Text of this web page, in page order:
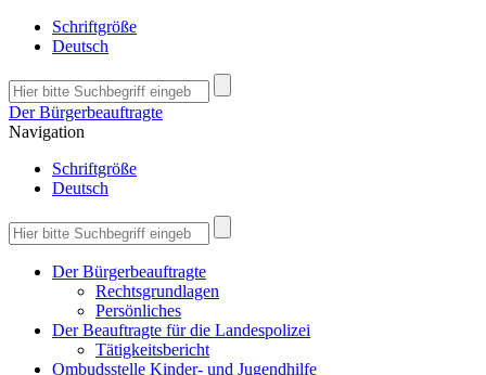
Schriftgröße
Deutsch
Der Bürgerbeauftragte
Navigation
Schriftgröße
Deutsch
Der Bürgerbeauftragte
Rechtsgrundlagen
Persönliches
Der Beauftragte für die Landespolizei
Tätigkeitsbericht
Ombudsstelle Kinder- und Jugendhilfe